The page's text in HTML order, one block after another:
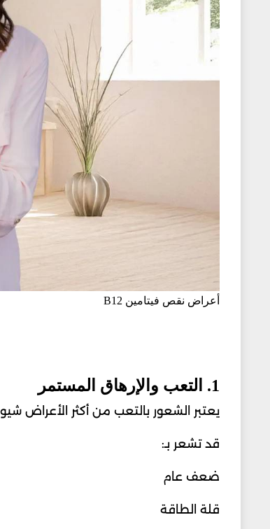
أعراض نقص فيتامين B12
1. التعب والإرهاق المستمر
يعتبر الشعور بالتعب من أكثر الأعراض
قد تشعر بـ:
ضعف عام
قلة الطاقة